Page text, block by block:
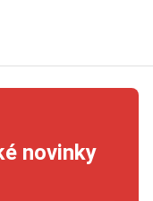
novinky